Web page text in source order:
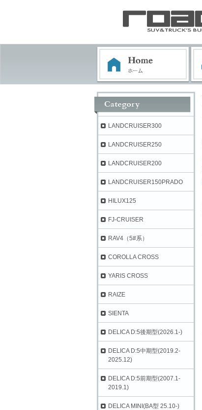
LANDCRUISER300
LANDCRUISER250
LANDCRUISER200
LANDCRUISER150PRADO
HILUX125
FJ-CRUISER
RAV4（5#系）
COROLLA CROSS
YARIS CROSS
RAIZE
SIENTA
DELICA D:5後期型(2026.1-)
DELICA D:5中期型(2019.2-
2025.12)
DELICA D:5前期型(2007.1-
2019.1)
DELICA MINI(BA型 25.10-)